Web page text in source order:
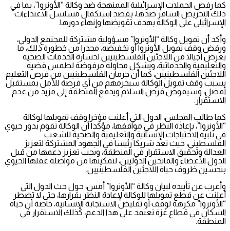
كما رفض الحملات الإسرائيلية الممنهجة ضد وكالة “الأونروا”، بما في
ذلك التحريض السافر ضدها، بقصد استكمال مسلسل الاعتداءات
الإسرائيلي على الوكالة بهدف تقويضها وإنهاء دورها.
وأكد أن تمويل وكالة “الأونروا” مسؤولية مشتركة للمجتمع الدولي،
ورفض وقف تمويل الأونروا أو تخفيضه، محذرا من خطورة ذلك، ما
يعرض أجيالا من اللاجئين الفلسطينيين لخسارة الخدمات الصحية
والتعليمية والخدماتية، ويشكل محاولة مرفوضة لطمس قضية
اللاجئين الفلسطينيين، كما أن حرمان الفلسطينيين من فرص التعليم
بسبب وقف تمويل الوكالة سيحرمهم من أي فرصة للأمل بمستقبل
أفضل، وسيقوض فرص السلام ويدفع المنطقة إلى مزيد من عدم
الاستقرار.
كما طالب المجلس، الدول التي أعلنت مؤخرا وقف تمويلها لوكالة
“الأونروا”، بإعادة النظر في مواقفها، مؤكدا أن الوكالة تقوم بدور حيوي
في تلبية الاحتياجات الإنسانية والتعليمية والصحية للشعب
الفلسطيني، حيث تعد شريكا رئيسا في الجهود المشتركة لتعزيز
العدالة وتحقيق الاستقرار في المنطقة، ويجب تعزيز دعمها من قبل
الدول الأعضاء والمانحين الدوليين، لتمكينها من مواصلة عملها الحيوي
بتحسين ظروف حياة اللاجئين الفلسطينيين.
وأعرب عن تأييده لبيان وكالة “الأونروا” أمس، حول حث الدول التي
أعلنت عن قطع تمويلها للوكالة لإعادة النظر بقرارها، حتى لا تضطر
“الأونروا” مكرهة لوقف أو تقليص الاستجابة الإنسانية، خاصة أن حياة
السكان في قطاع غزة تعتمد على هذا الدعم، كذلك الاستقرار في
المنطقة.